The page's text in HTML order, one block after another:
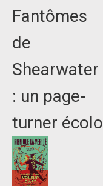
Fantômes
de
Shearwater
: un page-
turner écolo